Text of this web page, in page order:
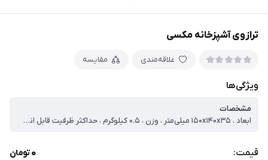
ترازوی آشپزخانه مکسی
علاقه‌مندی مقایسه
ویژگی‌ها
مشخصات
ابعاد ، ۱۵۰x۱۴۰x۳۵ میلی‌متر ، وزن ، ۰.۵ کیلوگرم ، حداکثر ظرفیت قابل اندازه‌گیری ، ۵ کیلوگرم کیلوگرم ، واحد اندازه‌گیری ، گرم ، کیلوگرم ، نحوه تنظیم ، اتوماتیک
قیمت: 0تومان